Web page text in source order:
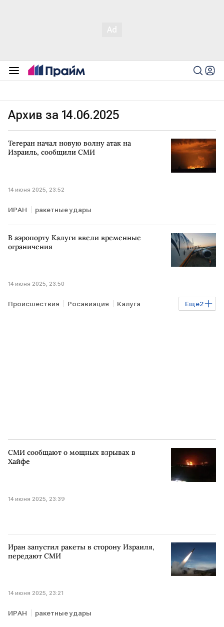
Архив за 14.06.2025
Тегеран начал новую волну атак на
Израиль, сообщили СМИ
14 июня 2025, 23:52
ИРАН ракетные удары
В аэропорту Калуги ввели временные
ограничения
14 июня 2025, 23:50
Еще2
Происшествия Росавиация Калуга
аэропорт ограничения
СМИ сообщают о мощных взрывах в
Хайфе
14 июня 2025, 23:39
Иран запустил ракеты в сторону Израиля,
передают СМИ
14 июня 2025, 23:21
ИРАН ракетные удары